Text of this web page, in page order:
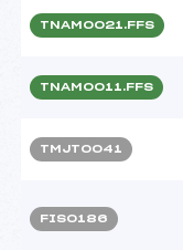
TNAM0021.FFS
TNAM0011.FFS
TMJT0041
FIS0186